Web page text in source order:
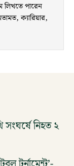
লিখতে পারেন
ক্যারিয়ার,
নিহত ২